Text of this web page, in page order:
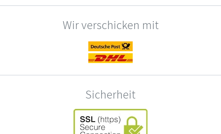
Wir verschicken mit
Sicherheit